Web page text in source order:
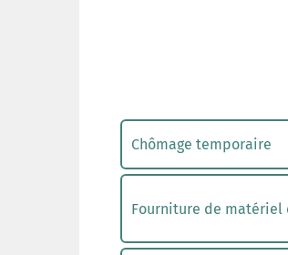
Chômage temporaire
Fourniture de matériel